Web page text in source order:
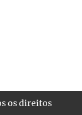
os direitos